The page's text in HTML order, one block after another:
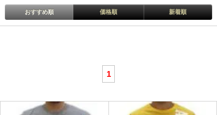
おすすめ順 価格順 新着順
1